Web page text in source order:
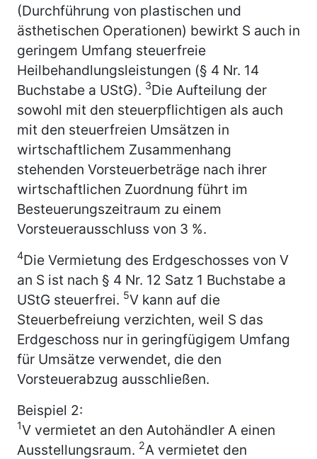
(Durchführung von plastischen und
ästhetischen Operationen) bewirkt S auch in
geringem Umfang steuerfreie
Heilbehandlungsleistungen (§ 4 Nr. 14
Buchstabe a UStG). 3Die Aufteilung der
sowohl mit den steuerpflichtigen als auch
mit den steuerfreien Umsätzen in
wirtschaftlichem Zusammenhang
stehenden Vorsteuerbeträge nach ihrer
wirtschaftlichen Zuordnung führt im
Besteuerungszeitraum zu einem
Vorsteuerausschluss von 3 %.
4Die Vermietung des Erdgeschosses von V
an S ist nach § 4 Nr. 12 Satz 1 Buchstabe a
UStG steuerfrei. 5V kann auf die
Steuerbefreiung verzichten, weil S das
Erdgeschoss nur in geringfügigem Umfang
für Umsätze verwendet, die den
Vorsteuerabzug ausschließen.
Beispiel 2:
1V vermietet an den Autohändler A einen
Ausstellungsraum. 2A vermietet den